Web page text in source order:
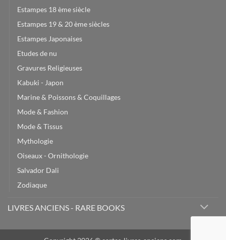
Estampes 18 ème siècle
Estampes 19 & 20 ème siècles
Estampes Japonaises
Etudes de nu
Gravures Religieuses
Kabuki - Japon
Marine & Poissons & Coquillages
Mode & Fashion
Mode & Tissus
Mythologie
Oiseaux - Ornithologie
Salvador Dali
Zodiaque
LIVRES ANCIENS - RARE BOOKS